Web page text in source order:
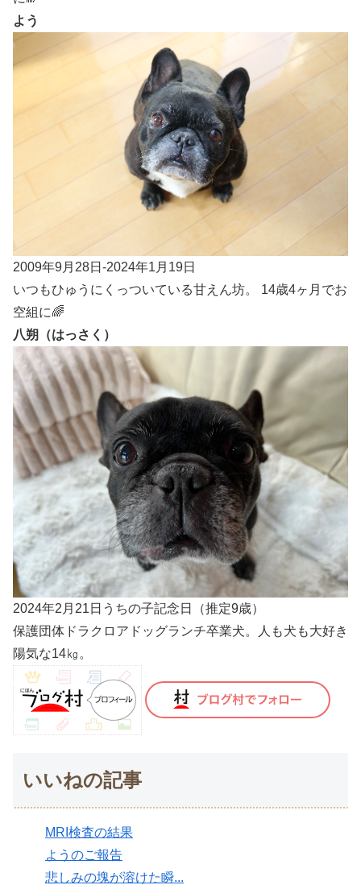
よう
2009年9月28日-2024年1月19日
いつもひゅうにくっついている甘えん坊。 14歳4ヶ月でお
空組に🌈
八朔（はっさく）
2024年2月21日うちの子記念日（推定9歳）
保護団体ドラクロアドッグランチ卒業犬。人も犬も大好き
陽気な14㎏。
いいねの記事
MRI検査の結果
ようのご報告
悲しみの塊が溶けた瞬...